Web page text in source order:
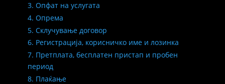
3. Опфат на услугата
4. Опрема
5. Склучување договор
6. Регистрација, корисничко име и лозинка
7. Претплата, бесплатен пристап и пробен
период
8. Плаќање